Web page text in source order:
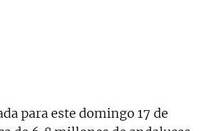
para este domingo 17 de